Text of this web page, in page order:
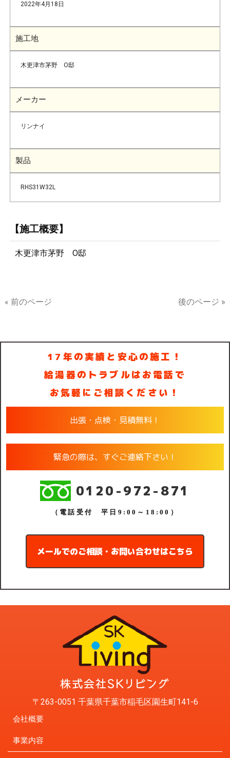
2022年4月18日
施工地
木更津市茅野 O邸
メーカー
リンナイ
製品
RHS31W32L
【施工概要】
木更津市茅野 O邸
« 前のページ 後のページ »
17年の実績と安心の施工！
給湯器のトラブルはお電話で
お気軽にご相談ください！
出張・点検・見積無料！
緊急の際は、すぐご連絡下さい！
0120-972-871
（電話受付 平日9:00～18:00）
メールでのご相談・お問い合わせはこちら
〒263-0051 千葉県千葉市稲毛区園生町141-6
会社概要
事業内容